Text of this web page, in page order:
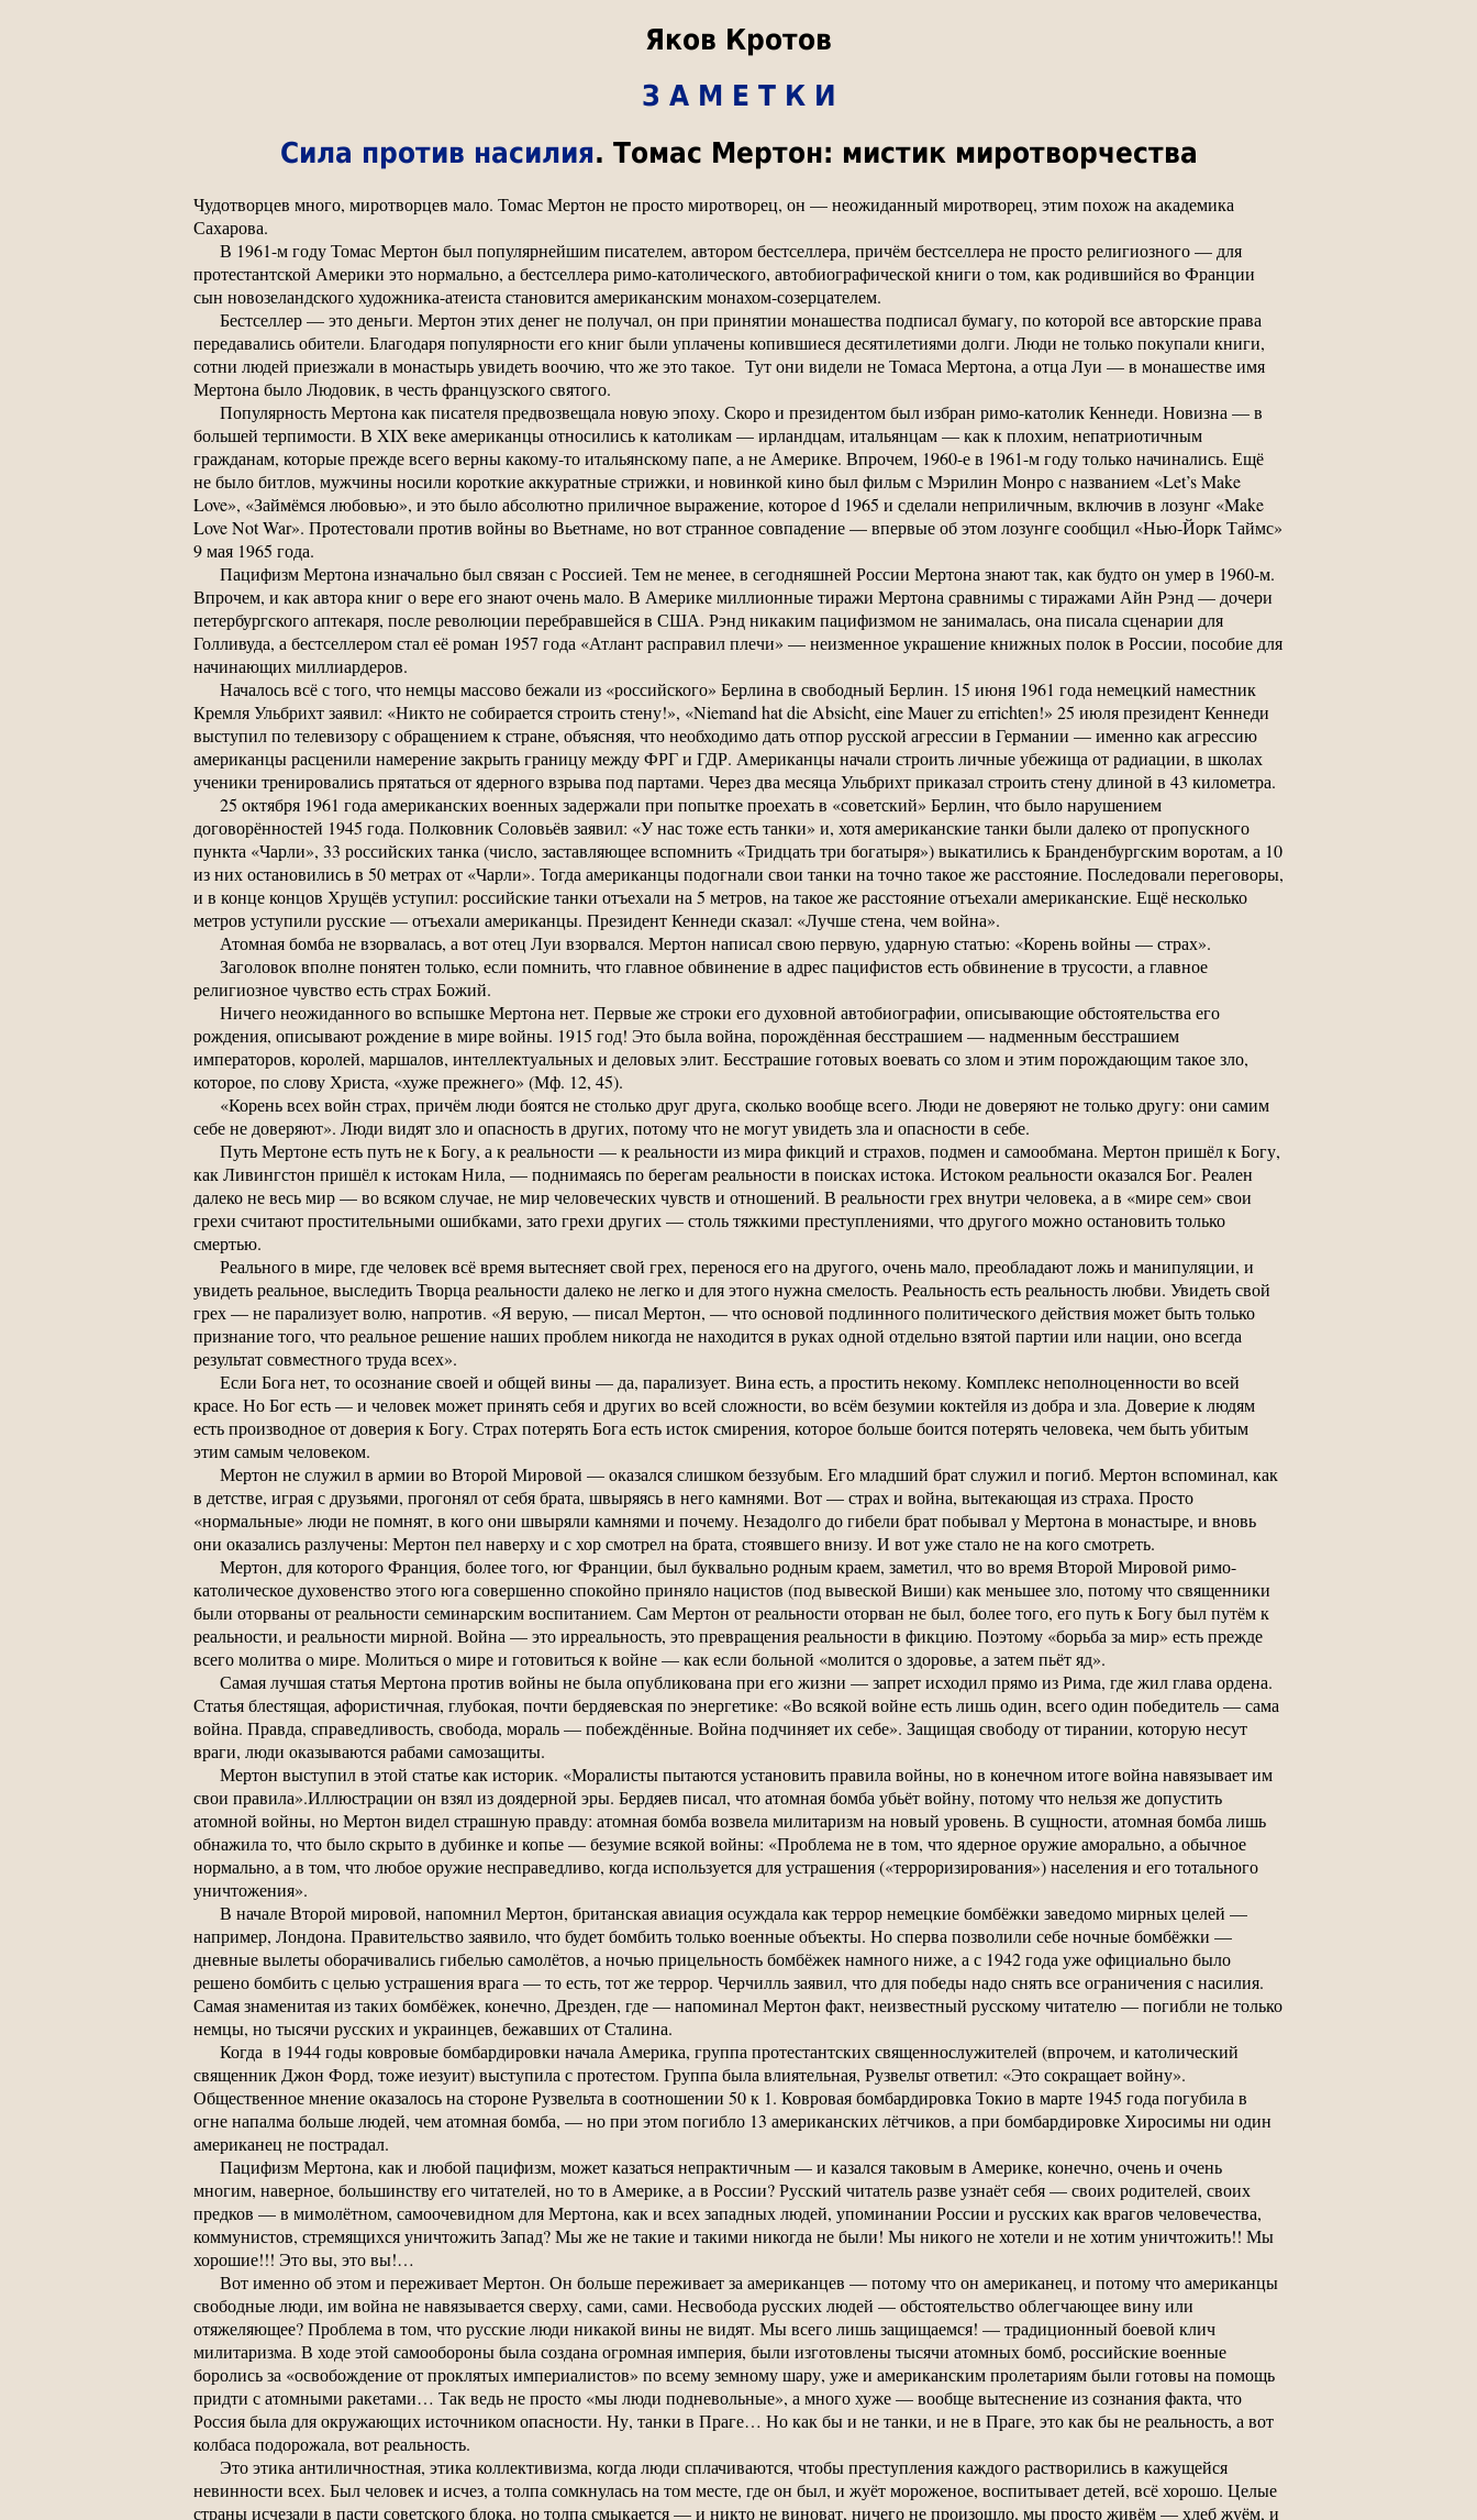
Яков Кротов
З А М Е Т К И
Сила против насилия. Томас Мертон: мистик миротворчества
Чудотворцев много, миротворцев мало. Томас Мертон не просто миротворец, он — неожиданный миротворец, этим похож на академика
Сахарова.
В 1961-м году Томас Мертон был популярнейшим писателем, автором бестселлера, причём бестселлера не просто религиозного — для
протестантской Америки это нормально, а бестселлера римо-католического, автобиографической книги о том, как родившийся во Франции
сын новозеландского художника-атеиста становится американским монахом-созерцателем.
Бестселлер — это деньги. Мертон этих денег не получал, он при принятии монашества подписал бумагу, по которой все авторские права
передавались обители. Благодаря популярности его книг были уплачены копившиеся десятилетиями долги. Люди не только покупали книги,
сотни людей приезжали в монастырь увидеть воочию, что же это такое. Тут они видели не Томаса Мертона, а отца Луи — в монашестве имя
Мертона было Людовик, в честь французского святого.
Популярность Мертона как писателя предвозвещала новую эпоху. Скоро и президентом был избран римо-католик Кеннеди. Новизна — в
большей терпимости. В XIX веке американцы относились к католикам — ирландцам, итальянцам — как к плохим, непатриотичным
гражданам, которые прежде всего верны какому-то итальянскому папе, а не Америке. Впрочем, 1960-е в 1961-м году только начинались. Ещё
не было битлов, мужчины носили короткие аккуратные стрижки, и новинкой кино был фильм с Мэрилин Монро с названием «Let’s Make
Love», «Займёмся любовью», и это было абсолютно приличное выражение, которое d 1965 и сделали неприличным, включив в лозунг «Make
Love Not War». Протестовали против войны во Вьетнаме, но вот странное совпадение — впервые об этом лозунге сообщил «Нью-Йорк Таймс»
9 мая 1965 года.
Пацифизм Мертона изначально был связан с Россией. Тем не менее, в сегодняшней России Мертона знают так, как будто он умер в 1960-м.
Впрочем, и как автора книг о вере его знают очень мало. В Америке миллионные тиражи Мертона сравнимы с тиражами Айн Рэнд — дочери
петербургского аптекаря, после революции перебравшейся в США. Рэнд никаким пацифизмом не занималась, она писала сценарии для
Голливуда, а бестселлером стал её роман 1957 года «Атлант расправил плечи» — неизменное украшение книжных полок в России, пособие для
начинающих миллиардеров.
Началось всё с того, что немцы массово бежали из «российского» Берлина в свободный Берлин. 15 июня 1961 года немецкий наместник
Кремля Ульбрихт заявил: «Никто не собирается строить стену!», «Niemand hat die Absicht, eine Mauer zu errichten!» 25 июля президент Кеннеди
выступил по телевизору с обращением к стране, объясняя, что необходимо дать отпор русской агрессии в Германии — именно как агрессию
американцы расценили намерение закрыть границу между ФРГ и ГДР. Американцы начали строить личные убежища от радиации, в школах
ученики тренировались прятаться от ядерного взрыва под партами. Через два месяца Ульбрихт приказал строить стену длиной в 43 километра.
25 октября 1961 года американских военных задержали при попытке проехать в «советский» Берлин, что было нарушением
договорённостей 1945 года. Полковник Соловьёв заявил: «У нас тоже есть танки» и, хотя американские танки были далеко от пропускного
пункта «Чарли», 33 российских танка (число, заставляющее вспомнить «Тридцать три богатыря») выкатились к Бранденбургским воротам, а 10
из них остановились в 50 метрах от «Чарли». Тогда американцы подогнали свои танки на точно такое же расстояние. Последовали переговоры,
и в конце концов Хрущёв уступил: российские танки отъехали на 5 метров, на такое же расстояние отъехали американские. Ещё несколько
метров уступили русские — отъехали американцы. Президент Кеннеди сказал: «Лучше стена, чем война».
Атомная бомба не взорвалась, а вот отец Луи взорвался. Мертон написал свою первую, ударную статью: «Корень войны — страх».
Заголовок вполне понятен только, если помнить, что главное обвинение в адрес пацифистов есть обвинение в трусости, а главное
религиозное чувство есть страх Божий.
Ничего неожиданного во вспышке Мертона нет. Первые же строки его духовной автобиографии, описывающие обстоятельства его
рождения, описывают рождение в мире войны. 1915 год! Это была война, порождённая бесстрашием — надменным бесстрашием
императоров, королей, маршалов, интеллектуальных и деловых элит. Бесстрашие готовых воевать со злом и этим порождающим такое зло,
которое, по слову Христа, «хуже прежнего» (Мф. 12, 45).
«Корень всех войн страх, причём люди боятся не столько друг друга, сколько вообще всего. Люди не доверяют не только другу: они самим
себе не доверяют». Люди видят зло и опасность в других, потому что не могут увидеть зла и опасности в себе.
Путь Мертоне есть путь не к Богу, а к реальности — к реальности из мира фикций и страхов, подмен и самообмана. Мертон пришёл к Богу,
как Ливингстон пришёл к истокам Нила, — поднимаясь по берегам реальности в поисках истока. Истоком реальности оказался Бог. Реален
далеко не весь мир — во всяком случае, не мир человеческих чувств и отношений. В реальности грех внутри человека, а в «мире сем» свои
грехи считают простительными ошибками, зато грехи других — столь тяжкими преступлениями, что другого можно остановить только
смертью.
Реального в мире, где человек всё время вытесняет свой грех, перенося его на другого, очень мало, преобладают ложь и манипуляции, и
увидеть реальное, выследить Творца реальности далеко не легко и для этого нужна смелость. Реальность есть реальность любви. Увидеть свой
грех — не парализует волю, напротив. «Я верую, — писал Мертон, — что основой подлинного политического действия может быть только
признание того, что реальное решение наших проблем никогда не находится в руках одной отдельно взятой партии или нации, оно всегда
результат совместного труда всех».
Если Бога нет, то осознание своей и общей вины — да, парализует. Вина есть, а простить некому. Комплекс неполноценности во всей
красе. Но Бог есть — и человек может принять себя и других во всей сложности, во всём безумии коктейля из добра и зла. Доверие к людям
есть производное от доверия к Богу. Страх потерять Бога есть исток смирения, которое больше боится потерять человека, чем быть убитым
этим самым человеком.
Мертон не служил в армии во Второй Мировой — оказался слишком беззубым. Его младший брат служил и погиб. Мертон вспоминал, как
в детстве, играя с друзьями, прогонял от себя брата, швыряясь в него камнями. Вот — страх и война, вытекающая из страха. Просто
«нормальные» люди не помнят, в кого они швыряли камнями и почему. Незадолго до гибели брат побывал у Мертона в монастыре, и вновь
они оказались разлучены: Мертон пел наверху и с хор смотрел на брата, стоявшего внизу. И вот уже стало не на кого смотреть.
Мертон, для которого Франция, более того, юг Франции, был буквально родным краем, заметил, что во время Второй Мировой римо-
католическое духовенство этого юга совершенно спокойно приняло нацистов (под вывеской Виши) как меньшее зло, потому что священники
были оторваны от реальности семинарским воспитанием. Сам Мертон от реальности оторван не был, более того, его путь к Богу был путём к
реальности, и реальности мирной. Война — это ирреальность, это превращения реальности в фикцию. Поэтому «борьба за мир» есть прежде
всего молитва о мире. Молиться о мире и готовиться к войне — как если больной «молится о здоровье, а затем пьёт яд».
Самая лучшая статья Мертона против войны не была опубликована при его жизни — запрет исходил прямо из Рима, где жил глава ордена.
Статья блестящая, афористичная, глубокая, почти бердяевская по энергетике: «Во всякой войне есть лишь один, всего один победитель — сама
война. Правда, справедливость, свобода, мораль — побеждённые. Война подчиняет их себе». Защищая свободу от тирании, которую несут
враги, люди оказываются рабами самозащиты.
Мертон выступил в этой статье как историк. «Моралисты пытаются установить правила войны, но в конечном итоге война навязывает им
свои правила».Иллюстрации он взял из доядерной эры. Бердяев писал, что атомная бомба убьёт войну, потому что нельзя же допустить
атомной войны, но Мертон видел страшную правду: атомная бомба возвела милитаризм на новый уровень. В сущности, атомная бомба лишь
обнажила то, что было скрыто в дубинке и копье — безумие всякой войны: «Проблема не в том, что ядерное оружие аморально, а обычное
нормально, а в том, что любое оружие несправедливо, когда используется для устрашения («терроризирования») населения и его тотального
уничтожения».
В начале Второй мировой, напомнил Мертон, британская авиация осуждала как террор немецкие бомбёжки заведомо мирных целей —
например, Лондона. Правительство заявило, что будет бомбить только военные объекты. Но сперва позволили себе ночные бомбёжки —
дневные вылеты оборачивались гибелью самолётов, а ночью прицельность бомбёжек намного ниже, а с 1942 года уже официально было
решено бомбить с целью устрашения врага — то есть, тот же террор. Черчилль заявил, что для победы надо снять все ограничения с насилия.
Самая знаменитая из таких бомбёжек, конечно, Дрезден, где — напоминал Мертон факт, неизвестный русскому читателю — погибли не только
немцы, но тысячи русских и украинцев, бежавших от Сталина.
Когда в 1944 годы ковровые бомбардировки начала Америка, группа протестантских священнослужителей (впрочем, и католический
священник Джон Форд, тоже иезуит) выступила с протестом. Группа была влиятельная, Рузвельт ответил: «Это сокращает войну».
Общественное мнение оказалось на стороне Рузвельта в соотношении 50 к 1. Ковровая бомбардировка Токио в марте 1945 года погубила в
огне напалма больше людей, чем атомная бомба, — но при этом погибло 13 американских лётчиков, а при бомбардировке Хиросимы ни один
американец не пострадал.
Пацифизм Мертона, как и любой пацифизм, может казаться непрактичным — и казался таковым в Америке, конечно, очень и очень
многим, наверное, большинству его читателей, но то в Америке, а в России? Русский читатель разве узнаёт себя — своих родителей, своих
предков — в мимолётном, самоочевидном для Мертона, как и всех западных людей, упоминании России и русских как врагов человечества,
коммунистов, стремящихся уничтожить Запад? Мы же не такие и такими никогда не были! Мы никого не хотели и не хотим уничтожить!! Мы
хорошие!!! Это вы, это вы!…
Вот именно об этом и переживает Мертон. Он больше переживает за американцев — потому что он американец, и потому что американцы
свободные люди, им война не навязывается сверху, сами, сами. Несвобода русских людей — обстоятельство облегчающее вину или
отяжеляющее? Проблема в том, что русские люди никакой вины не видят. Мы всего лишь защищаемся! — традиционный боевой клич
милитаризма. В ходе этой самообороны была создана огромная империя, были изготовлены тысячи атомных бомб, российские военные
боролись за «освобождение от проклятых империалистов» по всему земному шару, уже и американским пролетариям были готовы на помощь
придти с атомными ракетами… Так ведь не просто «мы люди подневольные», а много хуже — вообще вытеснение из сознания факта, что
Россия была для окружающих источником опасности. Ну, танки в Праге… Но как бы и не танки, и не в Праге, это как бы не реальность, а вот
колбаса подорожала, вот реальность.
Это этика антиличностная, этика коллективизма, когда люди сплачиваются, чтобы преступления каждого растворились в кажущейся
невинности всех. Был человек и исчез, а толпа сомкнулась на том месте, где он был, и жуёт мороженое, воспитывает детей, всё хорошо. Целые
страны исчезали в пасти советского блока, но толпа смыкается — и никто не виноват, ничего не произошло, мы просто живём — хлеб жуём, и